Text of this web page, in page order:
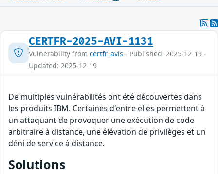
CERTFR-2025-AVI-1131
Vulnerability from certfr_avis - Published: 2025-12-19 -
Updated: 2025-12-19
De multiples vulnérabilités ont été découvertes dans
les produits IBM. Certaines d'entre elles permettent à
un attaquant de provoquer une exécution de code
arbitraire à distance, une élévation de privilèges et un
déni de service à distance.
Solutions